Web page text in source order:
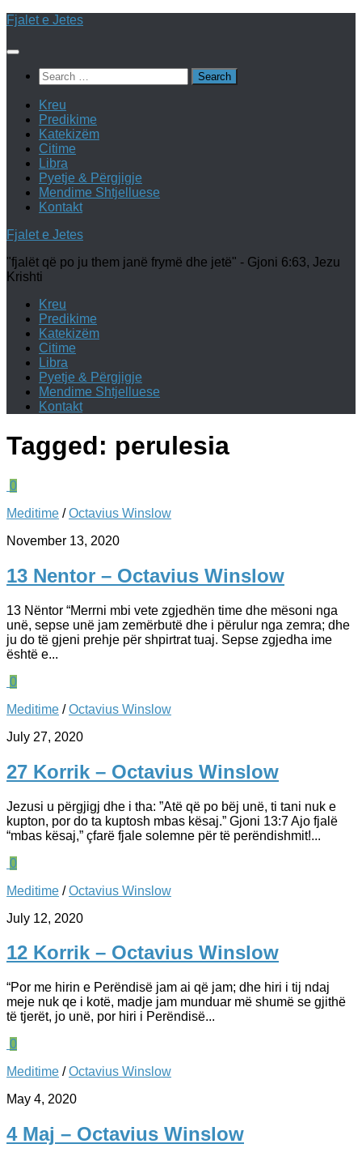
Skip
content
Fjalet e Jetes
Search
for:
Kreu
Predikime
Katekizëm
Citime
Libra
Pyetje & Përgjigje
Mendime Shtjelluese
Kontakt
Fjalet e Jetes
"fjalët që po ju them janë frymë dhe jetë" - Gjoni 6:63, Jezu
Krishti
Kreu
Predikime
Katekizëm
Citime
Libra
Pyetje & Përgjigje
Mendime Shtjelluese
Kontakt
Tagged: perulesia
0
Meditime /Octavius Winslow
November 13, 2020
13 Nentor – Octavius Winslow
13 Nëntor “Merrni mbi vete zgjedhën time dhe mësoni nga
unë, sepse unë jam zemërbutë dhe i përulur nga zemra; dhe
ju do të gjeni prehje për shpirtrat tuaj. Sepse zgjedha ime
është e...
0
Meditime /Octavius Winslow
July 27, 2020
27 Korrik – Octavius Winslow
Jezusi u përgjigj dhe i tha: ”Atë që po bëj unë, ti tani nuk e
kupton, por do ta kuptosh mbas kësaj.” Gjoni 13:7 Ajo fjalë
“mbas kësaj,” çfarë fjale solemne për të perëndishmit!...
0
Meditime /Octavius Winslow
July 12, 2020
12 Korrik – Octavius Winslow
“Por me hirin e Perëndisë jam ai që jam; dhe hiri i tij ndaj
meje nuk qe i kotë, madje jam munduar më shumë se gjithë
të tjerët, jo unë, por hiri i Perëndisë...
0
Meditime /Octavius Winslow
May 4, 2020
4 Maj – Octavius Winslow